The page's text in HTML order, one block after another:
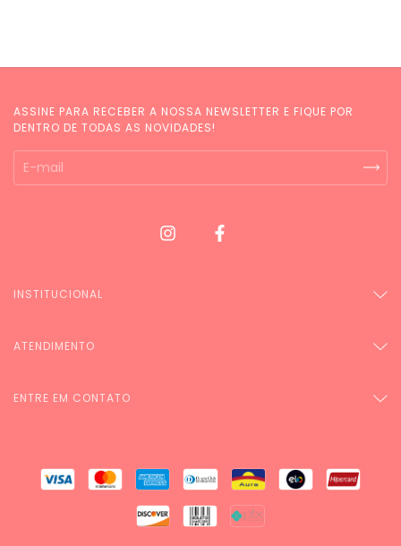
ASSINE PARA RECEBER A NOSSA NEWSLETTER E FIQUE POR
DENTRO DE TODAS AS NOVIDADES!
INSTITUCIONAL
ATENDIMENTO
ENTRE EM CONTATO